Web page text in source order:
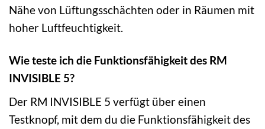
Nähe von Lüftungsschächten oder in Räumen mit
hoher Luftfeuchtigkeit.
Wie teste ich die Funktionsfähigkeit des RM
INVISIBLE 5?
Der RM INVISIBLE 5 verfügt über einen
Testknopf, mit dem du die Funktionsfähigkeit des